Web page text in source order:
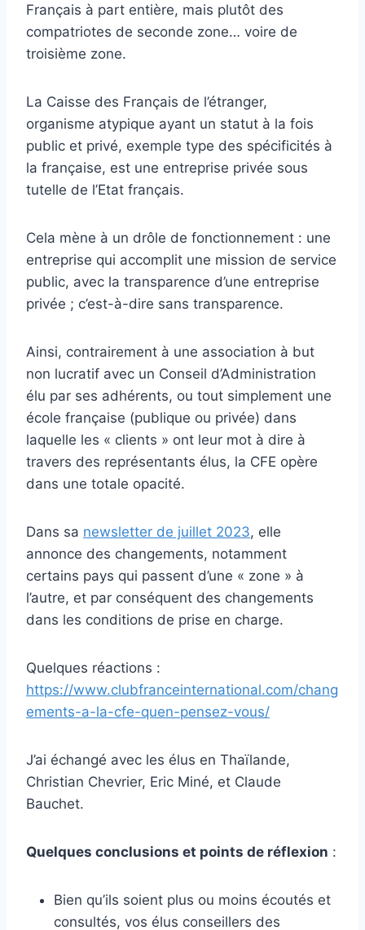
Français à part entière, mais plutôt des
compatriotes de seconde zone… voire de
troisième zone.
La Caisse des Français de l’étranger,
organisme atypique ayant un statut à la fois
public et privé, exemple type des spécificités à
la française, est une entreprise privée sous
tutelle de l’Etat français.
Cela mène à un drôle de fonctionnement : une
entreprise qui accomplit une mission de service
public, avec la transparence d’une entreprise
privée ; c’est-à-dire sans transparence.
Ainsi, contrairement à une association à but
non lucratif avec un Conseil d’Administration
élu par ses adhérents, ou tout simplement une
école française (publique ou privée) dans
laquelle les « clients » ont leur mot à dire à
travers des représentants élus, la CFE opère
dans une totale opacité.
Dans sa newsletter de juillet 2023, elle
annonce des changements, notamment
certains pays qui passent d’une « zone » à
l’autre, et par conséquent des changements
dans les conditions de prise en charge.
Quelques réactions :
https://www.clubfranceinternational.com/chang
ements-a-la-cfe-quen-pensez-vous/
J’ai échangé avec les élus en Thaïlande,
Christian Chevrier, Eric Miné, et Claude
Bauchet.
Quelques conclusions et points de réflexion :
Bien qu’ils soient plus ou moins écoutés et
consultés, vos élus conseillers des